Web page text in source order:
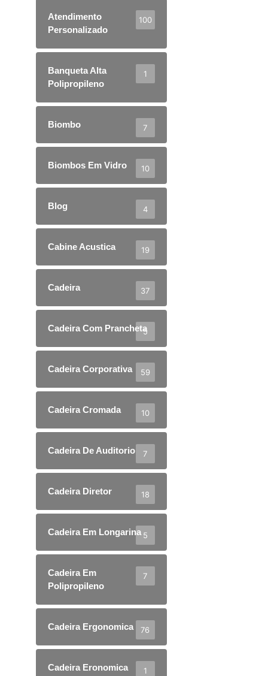
Atendimento
Personalizado
100
Banqueta Alta
Polipropileno
1
Biombo 7
Biombos Em Vidro 10
Blog 4
Cabine Acustica 19
Cadeira 37
Cadeira Com Prancheta
5
Cadeira Corporativa 59
Cadeira Cromada 10
Cadeira De Auditorio 7
Cadeira Diretor 18
Cadeira Em Longarina 5
Cadeira Em
Polipropileno
7
Cadeira Ergonomica 76
Cadeira Eronomica 1